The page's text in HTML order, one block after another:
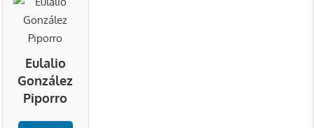
Eulalio
González
Piporro